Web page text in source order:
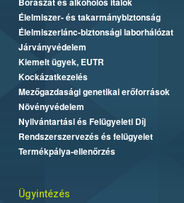
Élelmiszer- és takarmánybiztonság
Élelmiszerlánc-biztonsági laborhálózat
Járványvédelem
Kiemelt ügyek, EUTR
Kockázatkezelés
Mezőgazdasági genetikai erőforrások
Növényvédelem
Nyilvántartási és Felügyeleti Díj
Rendszerszervezés és felügyelet
Termékpálya-ellenőrzés
Ügyintézés